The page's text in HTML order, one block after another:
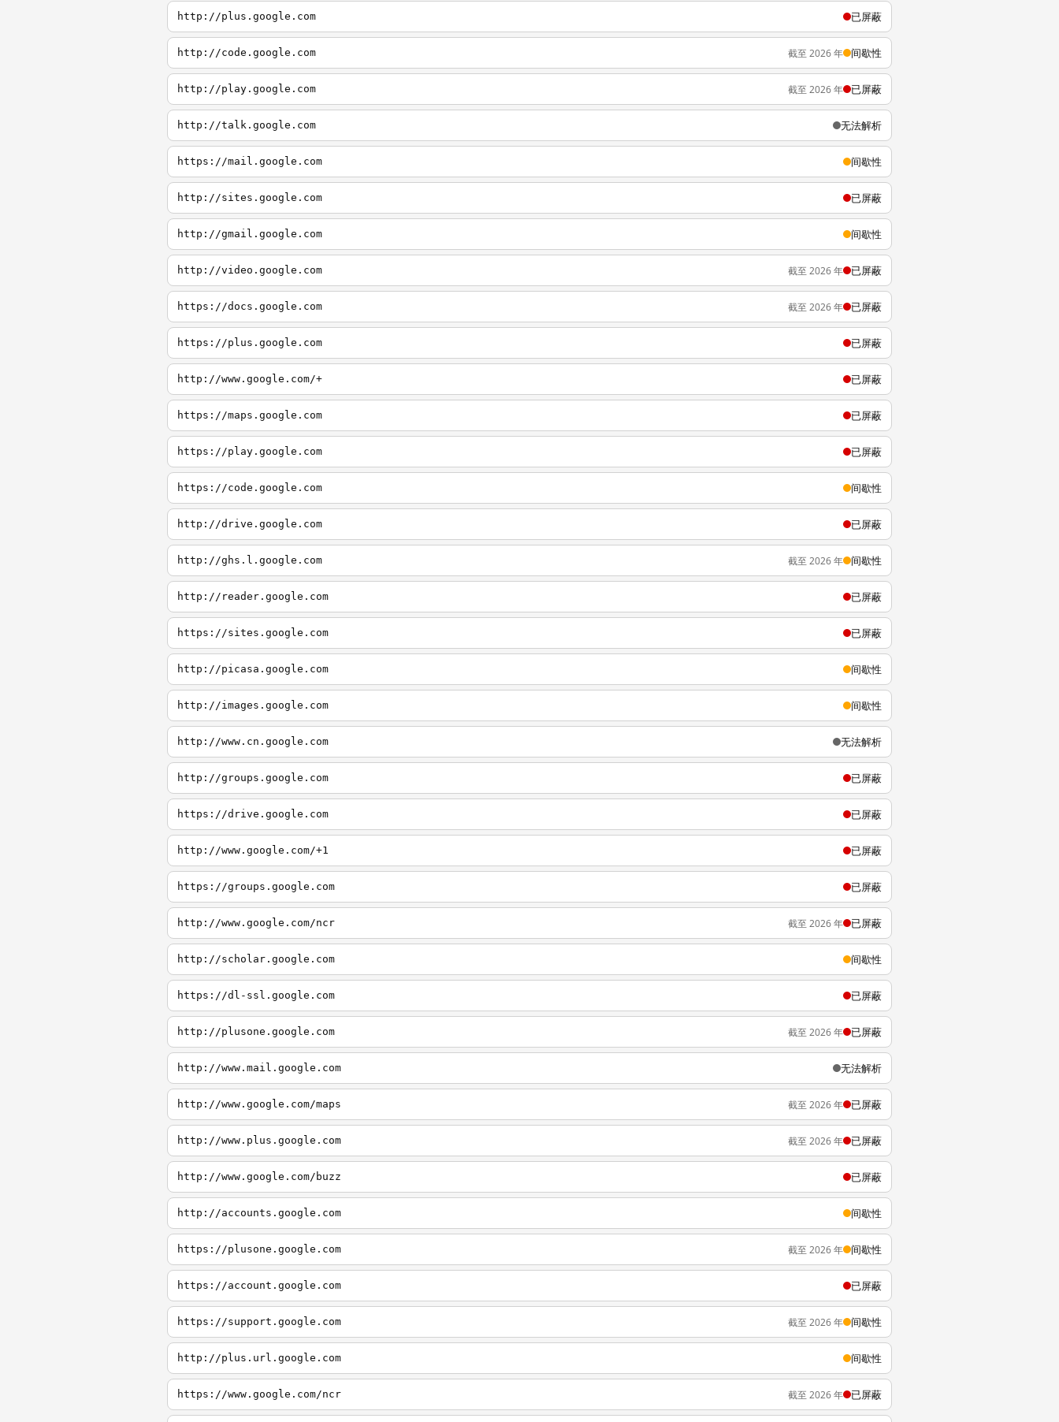
http://plus.google.com 已屏蔽
http://code.google.com 截至 2026 年 间歇性
http://play.google.com 截至 2026 年 已屏蔽
http://talk.google.com 无法解析
https://mail.google.com 间歇性
http://sites.google.com 已屏蔽
http://gmail.google.com 间歇性
http://video.google.com 截至 2026 年 已屏蔽
https://docs.google.com 截至 2026 年 已屏蔽
https://plus.google.com 已屏蔽
http://www.google.com/+ 已屏蔽
https://maps.google.com 已屏蔽
https://play.google.com 已屏蔽
https://code.google.com 间歇性
http://drive.google.com 已屏蔽
http://ghs.l.google.com 截至 2026 年 间歇性
http://reader.google.com 已屏蔽
https://sites.google.com 已屏蔽
http://picasa.google.com 间歇性
http://images.google.com 间歇性
http://www.cn.google.com 无法解析
http://groups.google.com 已屏蔽
https://drive.google.com 已屏蔽
http://www.google.com/+1 已屏蔽
https://groups.google.com 已屏蔽
http://www.google.com/ncr 截至 2026 年 已屏蔽
http://scholar.google.com 间歇性
https://dl-ssl.google.com 已屏蔽
http://plusone.google.com 截至 2026 年 已屏蔽
http://www.mail.google.com 无法解析
http://www.google.com/maps 截至 2026 年 已屏蔽
http://www.plus.google.com 截至 2026 年 已屏蔽
http://www.google.com/buzz 已屏蔽
http://accounts.google.com 间歇性
https://plusone.google.com 截至 2026 年 间歇性
https://account.google.com 已屏蔽
https://support.google.com 截至 2026 年 间歇性
http://plus.url.google.com 间歇性
https://www.google.com/ncr 截至 2026 年 已屏蔽